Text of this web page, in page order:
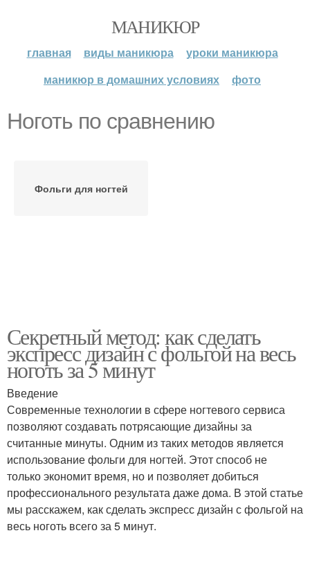
МАНИКЮР
главная виды маникюра
уроки маникюра
маникюр в домашних условиях
фото
Ноготь по сравнению
Фольги для ногтей
Секретный метод: как сделать
экспресс дизайн с фольгой на весь
ноготь за 5 минут
Введение
Современные технологии в сфере ногтевого сервиса
позволяют создавать потрясающие дизайны за
считанные минуты. Одним из таких методов является
использование фольги для ногтей. Этот способ не
только экономит время, но и позволяет добиться
профессионального результата даже дома. В этой статье
мы расскажем, как сделать экспресс дизайн с фольгой на
весь ноготь всего за 5 минут.